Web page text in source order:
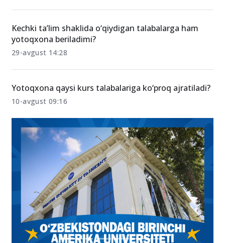
Kechki ta’lim shaklida o‘qiydigan talabalarga ham
yotoqxona beriladimi?
29-avgust 14:28
Yotoqxona qaysi kurs talabalariga ko‘proq ajratiladi?
10-avgust 09:16